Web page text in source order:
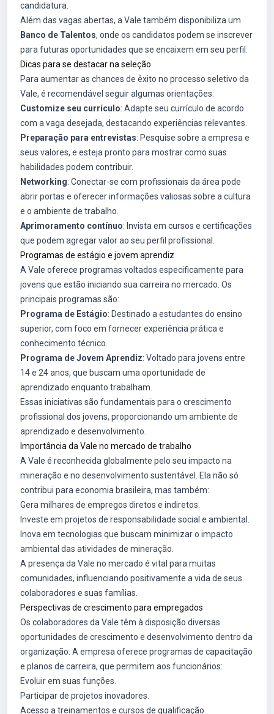
candidatura.
Além das vagas abertas, a Vale também disponibiliza um
Banco de Talentos, onde os candidatos podem se inscrever
para futuras oportunidades que se encaixem em seu perfil.
Dicas para se destacar na seleção
Para aumentar as chances de êxito no processo seletivo da
Vale, é recomendável seguir algumas orientações:
Customize seu currículo: Adapte seu currículo de acordo
com a vaga desejada, destacando experiências relevantes.
Preparação para entrevistas: Pesquise sobre a empresa e
seus valores, e esteja pronto para mostrar como suas
habilidades podem contribuir.
Networking: Conectar-se com profissionais da área pode
abrir portas e oferecer informações valiosas sobre a cultura
e o ambiente de trabalho.
Aprimoramento contínuo: Invista em cursos e certificações
que podem agregar valor ao seu perfil profissional.
Programas de estágio e jovem aprendiz
A Vale oferece programas voltados especificamente para
jovens que estão iniciando sua carreira no mercado. Os
principais programas são:
Programa de Estágio: Destinado a estudantes do ensino
superior, com foco em fornecer experiência prática e
conhecimento técnico.
Programa de Jovem Aprendiz: Voltado para jovens entre
14 e 24 anos, que buscam uma oportunidade de
aprendizado enquanto trabalham.
Essas iniciativas são fundamentais para o crescimento
profissional dos jovens, proporcionando um ambiente de
aprendizado e desenvolvimento.
Importância da Vale no mercado de trabalho
A Vale é reconhecida globalmente pelo seu impacto na
mineração e no desenvolvimento sustentável. Ela não só
contribui para economia brasileira, mas também:
Gera milhares de empregos diretos e indiretos.
Investe em projetos de responsabilidade social e ambiental.
Inova em tecnologias que buscam minimizar o impacto
ambiental das atividades de mineração.
A presença da Vale no mercado é vital para muitas
comunidades, influenciando positivamente a vida de seus
colaboradores e suas famílias.
Perspectivas de crescimento para empregados
Os colaboradores da Vale têm à disposição diversas
oportunidades de crescimento e desenvolvimento dentro da
organização. A empresa oferece programas de capacitação
e planos de carreira, que permitem aos funcionários:
Evoluir em suas funções.
Participar de projetos inovadores.
Acesso a treinamentos e cursos de qualificação.